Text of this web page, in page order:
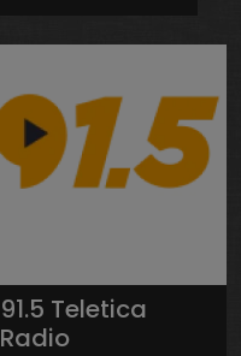
91.5 Teletica
Radio